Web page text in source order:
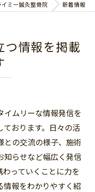
ミー鍼灸整骨院 新着情報
つ情報を掲載
イムリーな情報発信を
おります。日々の活
との交流の様子、施術
知らせなど幅広く発信
っていくことに力を
情報をわかりやすく紹